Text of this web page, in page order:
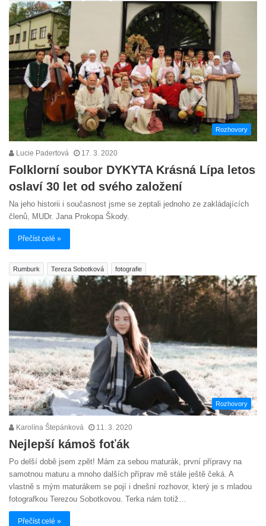
Rozhovory
Lucie Padertová 17. 3. 2020
Folklorní soubor DYKYTA Krásná Lípa letos
oslaví 30 let od svého založení
Na jeho historii i současnost jsme se zeptali jednoho ze zakládajících
členů, MUDr. Jana Prokopa Škody.
Přečíst celé »
Rumburk Tereza Sobotková fotografie
Rozhovory
Karolína Štepánková 11. 3. 2020
Nejlepší kámoš foťák
Po delší době jsem zpět! Mám za sebou maturák, první přípravy na
samotnou maturu a mnoho dalších příprav mě stále ještě čeká. A
vlastně s mým maturákem se pojí i dnešní rozhovor, který je s mladou
fotografkou Terezou Sobotkovou. Terka nám totiž…
Přečíst celé »